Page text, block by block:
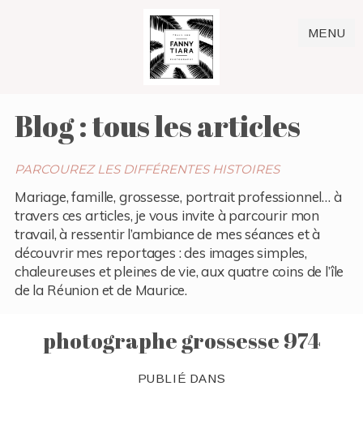
MENU
Blog : tous les articles
PARCOUREZ LES DIFFÉRENTES HISTOIRES
Mariage, famille, grossesse, portrait professionnel… à
travers ces articles, je vous invite à parcourir mon
travail, à ressentir l’ambiance de mes séances et à
découvrir mes reportages : des images simples,
chaleureuses et pleines de vie, aux quatre coins de l’île
de la Réunion et de Maurice.
photographe grossesse 974
PUBLIÉ DANS